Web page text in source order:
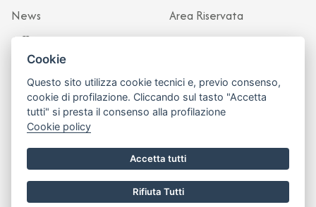
News
Officina
Area Riservata
Cookie
Questo sito utilizza cookie tecnici e, previo consenso,
cookie di profilazione. Cliccando sul tasto "Accetta
tutti" si presta il consenso alla profilazione
Cookie policy
Accetta tutti
Rifiuta Tutti